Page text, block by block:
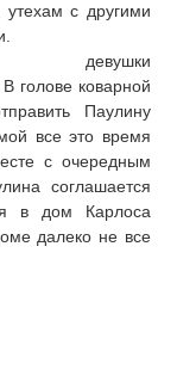
с другими
девушки
голове коварной
Паулину
все это время
с очередным
соглашается
в дом Карлоса
далеко не все